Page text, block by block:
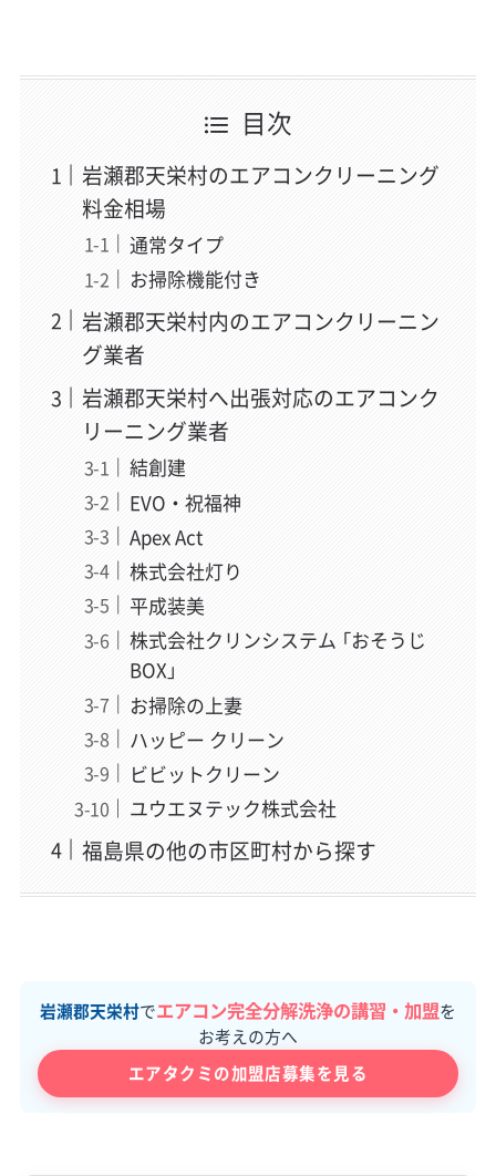
目次
岩瀬郡天栄村のエアコンクリーニング
料金相場
通常タイプ
お掃除機能付き
岩瀬郡天栄村内のエアコンクリーニン
グ業者
岩瀬郡天栄村へ出張対応のエアコンク
リーニング業者
結創建
EVO・祝福神
Apex Act
株式会社灯り
平成装美
株式会社クリンシステム 「おそうじ
BOX」
お掃除の上妻
ハッピー クリーン
ビビットクリーン
ユウエヌテック株式会社
福島県の他の市区町村から探す
岩瀬郡天栄村でエアコン完全分解洗浄の講習・加盟を
お考えの方へ
エアタクミの加盟店募集を見る